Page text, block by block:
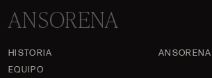
ANSORENA
HISTORIA
ANSORENA
EQUIPO